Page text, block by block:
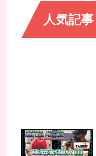
人気記事